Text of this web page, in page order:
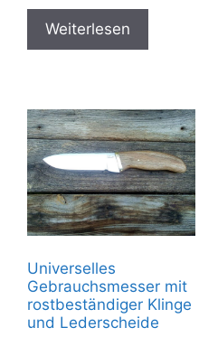
Weiterlesen
Universelles
Gebrauchsmesser mit
rostbeständiger Klinge
und Lederscheide